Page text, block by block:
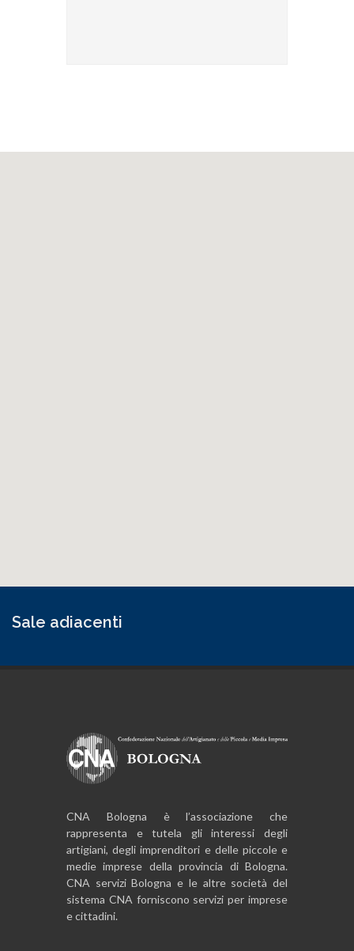
Sale adiacenti
CNA Bologna è l’associazione che
rappresenta e tutela gli interessi degli
artigiani, degli imprenditori e delle piccole e
medie imprese della provincia di Bologna.
CNA servizi Bologna e le altre società del
sistema CNA forniscono servizi per imprese
e cittadini.